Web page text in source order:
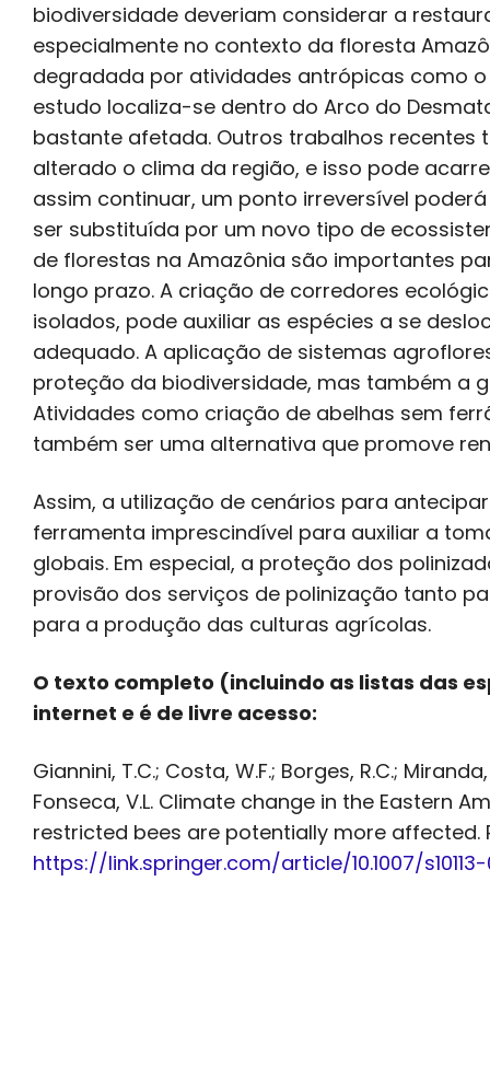
biodiversidade deveriam considerar a
especialmente no contexto da floresta
degradada por atividades antrópicas como
estudo localiza-se dentro do Arco do
bastante afetada. Outros trabalhos
alterado o clima da região, e isso pode
assim continuar, um ponto irreversível
ser substituída por um novo tipo de
de florestas na Amazônia são importantes
longo prazo. A criação de corredores
isolados, pode auxiliar as espécies a se
adequado. A aplicação de sistemas
proteção da biodiversidade, mas também a
Atividades como criação de abelhas sem
também ser uma alternativa que promove
Assim, a utilização de cenários para
ferramenta imprescindível para auxiliar a
globais. Em especial, a proteção dos
provisão dos serviços de polinização tanto
para a produção das culturas agrícolas.
O texto completo (incluindo as listas das
internet e é de livre acesso:
Giannini, T.C.; Costa, W.F.; Borges, R.C.;
Fonseca, V.L. Climate change in the Eastern
restricted bees are potentially more affected.
https://link.springer.com/article/10.1007/s10113-